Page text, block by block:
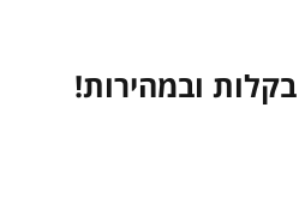
ובמהירות!